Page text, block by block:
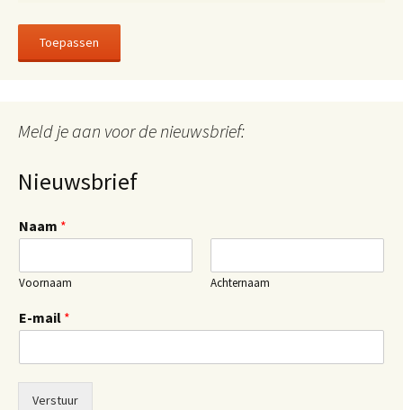
Toepassen
Meld je aan voor de nieuwsbrief:
Nieuwsbrief
Naam *
Voornaam Achternaam
E-mail *
Verstuur